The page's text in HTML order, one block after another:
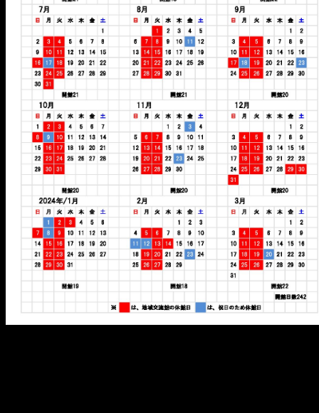
メ
イ
ン
コ
ン
テ
ン
ツ
へ
移
動